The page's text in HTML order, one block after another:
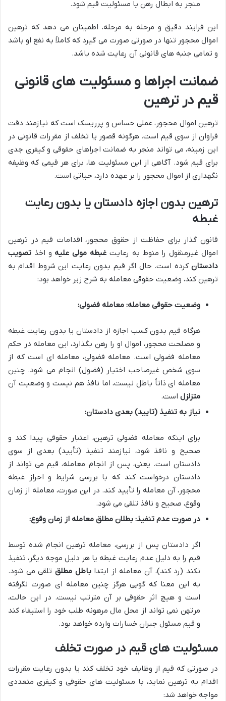
منجر به ابطال رهن یا مسئولیت قیم شود.
این فرایند دقیق و مرحله به مرحله، اطمینان می دهد که ترهین
اموال محجور تنها در صورتی صورت می گیرد که کاملاً به نفع او باشد
و تمامی جنبه های قانونی آن رعایت شده باشد.
ضمانت اجراها و مسئولیت های قانونی
قیم در ترهین
ترهین اموال محجور، عملی حساس و پرریسک است که نیازمند دقت
فراوان از سوی قیم است. هرگونه قصور یا تخلف از مقررات قانونی در
این زمینه، می تواند منجر به ضمانت اجراهای حقوقی و کیفری جدی
برای قیم شود. آگاهی از این مسئولیت ها، برای هر قیمی که وظیفه
نگهداری از اموال محجور را بر عهده دارد، حیاتی است.
ترهین بدون اجازه دادستان یا بدون رعایت
غبطه
قانون گذار برای حفاظت از حقوق محجور، اقدامات قیم در ترهین
اموال غیرمنقول را منوط به رعایت غبطه مولی علیه و اخذ تصویب
دادستان کرده است. حال اگر قیم بدون رعایت این شروط اقدام به
ترهین کند، وضعیت حقوقی معامله به شرح زیر خواهد بود:
وضعیت حقوقی معامله: معامله فضولی:
هرگاه قیم بدون کسب اجازه از دادستان یا بدون رعایت غبطه
و مصلحت محجور، اموال او را رهن بگذارد، این معامله در حکم
معامله فضولی است. معامله فضولی، معامله ای است که از
سوی شخص غیرصاحب اختیار (فضول) انجام می شود. چنین
معامله ای ذاتاً باطل نیست، اما نافذ هم نیست و وضعیت آن
متزلزل است.
نیاز به تنفیذ (تایید) بعدی دادستان:
برای اینکه معامله فضولی ترهین، اعتبار حقوقی پیدا کند و
صحیح و نافذ شود، نیازمند تنفیذ (تأیید) بعدی از سوی
دادستان است. یعنی، پس از انجام معامله، قیم می تواند از
دادستان درخواست کند که با بررسی شرایط و احراز غبطه
محجور، آن معامله را تأیید کند. در این صورت، معامله از زمان
وقوع، صحیح و نافذ تلقی می شود.
در صورت عدم تنفیذ: بطلان مطلق معامله از زمان وقوع:
اگر دادستان پس از بررسی، معامله ترهین انجام شده توسط
قیم را به دلیل عدم رعایت غبطه یا هر دلیل موجه دیگر، تنفیذ
نکند (رد کند)، آن معامله از ابتداباطل مطلق تلقی می شود.
به این معنا که گویی هرگز چنین معامله ای صورت نگرفته
است و هیچ اثر حقوقی بر آن مترتب نیست. در این حالت،
مرتهن نمی تواند از محل مال مرهونه طلب خود را استیفاء کند
و قیم مسئول جبران خسارات وارده خواهد بود.
مسئولیت های قیم در صورت تخلف
در صورتی که قیم از وظایف خود تخلف کند یا بدون رعایت مقررات
اقدام به ترهین نماید، با مسئولیت های حقوقی و کیفری متعددی
مواجه خواهد شد: